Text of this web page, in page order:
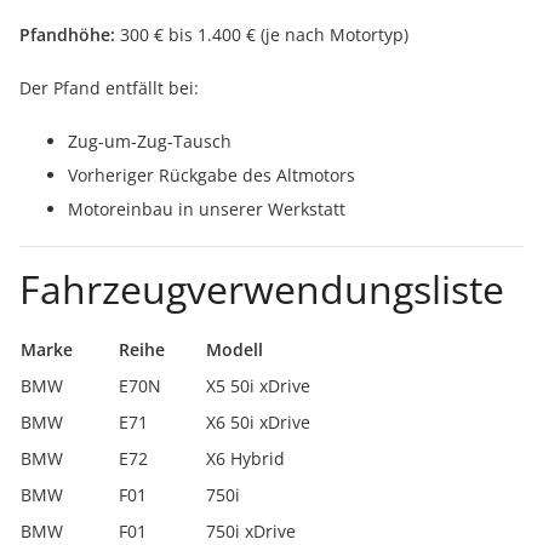
Pfandhöhe: 300 € bis 1.400 € (je nach Motortyp)
Der Pfand entfällt bei:
Zug-um-Zug-Tausch
Vorheriger Rückgabe des Altmotors
Motoreinbau in unserer Werkstatt
Fahrzeugverwendungsliste
Marke Reihe
Modell
BMW
E70N
X5 50i xDrive
BMW
E71
X6 50i xDrive
BMW
E72
X6 Hybrid
BMW
F01
750i
BMW
F01
750i xDrive